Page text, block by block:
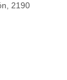
2190